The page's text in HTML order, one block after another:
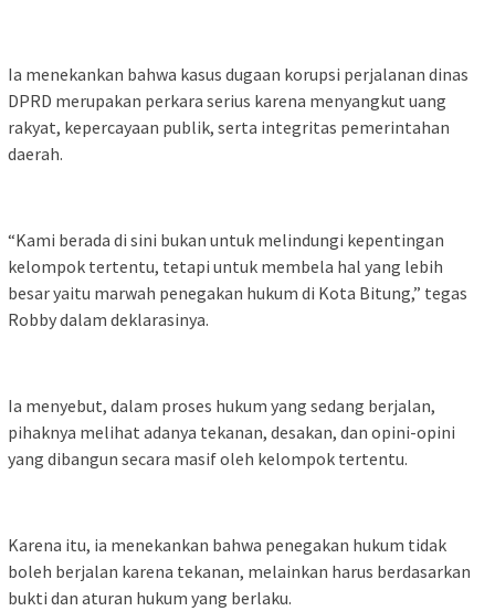
Ia menekankan bahwa kasus dugaan korupsi perjalanan dinas
DPRD merupakan perkara serius karena menyangkut uang
rakyat, kepercayaan publik, serta integritas pemerintahan
daerah.
“Kami berada di sini bukan untuk melindungi kepentingan
kelompok tertentu, tetapi untuk membela hal yang lebih
besar yaitu marwah penegakan hukum di Kota Bitung,” tegas
Robby dalam deklarasinya.
Ia menyebut, dalam proses hukum yang sedang berjalan,
pihaknya melihat adanya tekanan, desakan, dan opini-opini
yang dibangun secara masif oleh kelompok tertentu.
Karena itu, ia menekankan bahwa penegakan hukum tidak
boleh berjalan karena tekanan, melainkan harus berdasarkan
bukti dan aturan hukum yang berlaku.